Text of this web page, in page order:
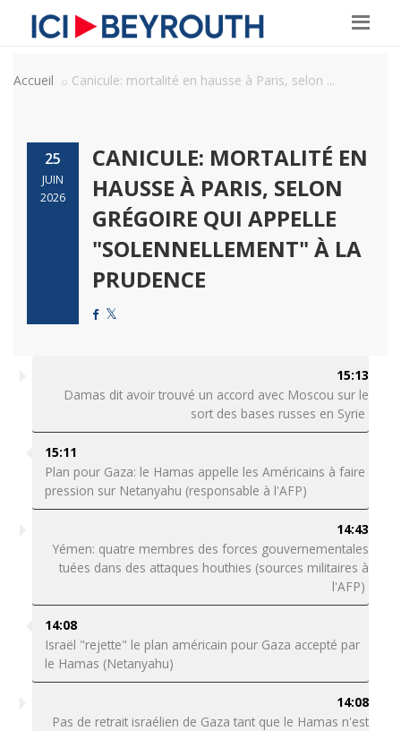
Accueil Canicule: mortalité en hausse à Paris, selon ...
25
JUIN
2026
CANICULE: MORTALITÉ EN
HAUSSE À PARIS, SELON
GRÉGOIRE QUI APPELLE
"SOLENNELLEMENT" À LA
PRUDENCE
15:13
Damas dit avoir trouvé un accord avec Moscou sur le
sort des bases russes en Syrie
15:11
Plan pour Gaza: le Hamas appelle les Américains à faire
pression sur Netanyahu (responsable à l'AFP)
14:43
Yémen: quatre membres des forces gouvernementales
tuées dans des attaques houthies (sources militaires à
l'AFP)
14:08
Israël "rejette" le plan américain pour Gaza accepté par
le Hamas (Netanyahu)
14:08
Pas de retrait israélien de Gaza tant que le Hamas n'est